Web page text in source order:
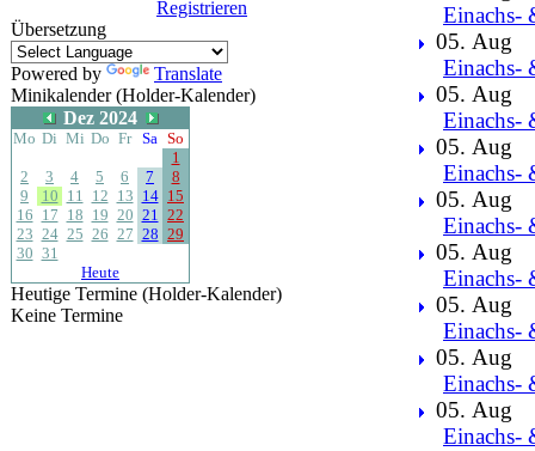
Registrieren
Übersetzung
Powered by
Translate
Minikalender (Holder-Kalender)
Dez 2024
Mo Di Mi Do Fr Sa So
1
2
3 4 5 6 7
8
9
10 11 12 13 14 15
16 17 18 19 20 21 22
23 24 25 26 27 28 29
30 31
Heute
Heutige Termine (Holder-Kalender)
Keine Termine
Einachs-
05. Aug
Einachs-
05. Aug
Einachs-
05. Aug
Einachs-
05. Aug
Einachs-
05. Aug
Einachs-
05. Aug
Einachs-
05. Aug
Einachs-
05. Aug
Einachs-